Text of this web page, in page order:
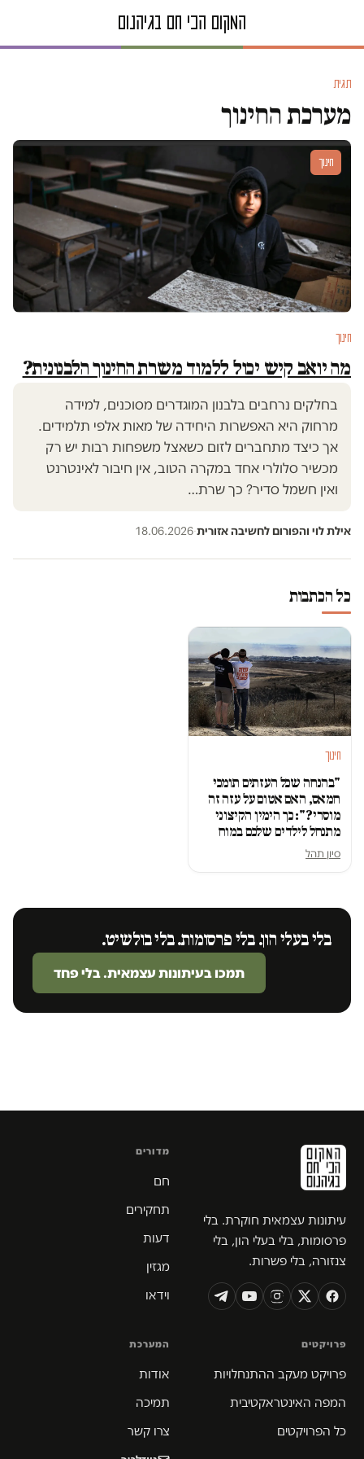
תגית
מערכת החינוך
חינוך
חינוך
מה יואב קיש יכול ללמוד משרת החינוך הלבנונית?
בחלקים נרחבים בלבנון המוגדרים מסוכנים, למידה
מרחוק היא האפשרות היחידה של מאות אלפי תלמידים.
אך כיצד מתחברים לזום כשאצל משפחות רבות יש רק
מכשיר סלולרי אחד במקרה הטוב, אין חיבור לאינטרנט
ואין חשמל סדיר? כך שרת…
אילת לוי והפורום לחשיבה אזורית·
18.06.2026
כל הכתבות
חינוך
"בהנחה שכל העזתים תומכי
חמאס, האם אטום על עזה זה
מוסרי?": כך הימין הקיצוני
מתנחל לילדים שלכם במוח
סיון תהל
בלי בעלי הון. בלי פרסומות. בלי בולשיט.
תמכו בעיתונות עצמאית. בלי פחד
עיתונות עצמאית חוקרת. בלי
פרסומות, בלי בעלי הון, בלי
צנזורה, בלי פשרות.
מדורים
חם
תחקירים
דעות
מגזין
וידאו
פרויקטים
פרויקט מעקב ההתנחלויות
המפה האינטראקטיבית
כל הפרויקטים
המערכת
אודות
תמיכה
צרו קשר